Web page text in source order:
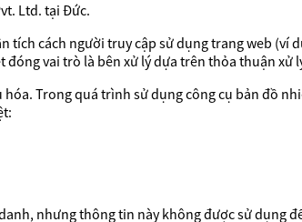
Ltd. tại Đức.
tích cách người truy cập sử dụng trang web
đóng vai trò là bên xử lý dựa trên thỏa thuận xử
Trong quá trình sử dụng công cụ bản đồ
nhưng thông tin này không được sử dụng